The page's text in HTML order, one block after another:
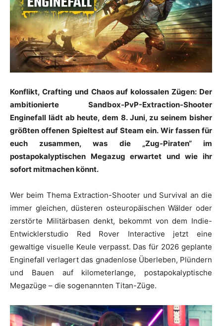
Konflikt, Crafting und Chaos auf kolossalen Zügen: Der
ambitionierte Sandbox-PvP-Extraction-Shooter
Enginefall lädt ab heute, dem 8. Juni, zu seinem bisher
größten offenen Spieltest auf Steam ein. Wir fassen für
euch zusammen, was die „Zug-Piraten“ im
postapokalyptischen Megazug erwartet und wie ihr
sofort mitmachen könnt.
Wer beim Thema Extraction-Shooter und Survival an die
immer gleichen, düsteren osteuropäischen Wälder oder
zerstörte Militärbasen denkt, bekommt von dem Indie-
Entwicklerstudio Red Rover Interactive jetzt eine
gewaltige visuelle Keule verpasst. Das für 2026 geplante
Enginefall verlagert das gnadenlose Überleben, Plündern
und Bauen auf kilometerlange, postapokalyptische
Megazüge – die sogenannten Titan-Züge.